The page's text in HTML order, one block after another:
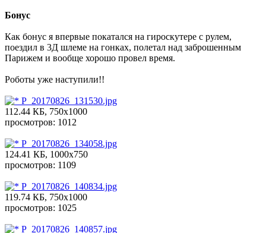
Бонус
Как бонус я впервые покатался на гироскутере с рулем,
поездил в 3Д шлеме на гонках, полетал над заброшенным
Парижем и вообще хорошо провел время.
Роботы уже наступили!!
P_20170826_131530.jpg
112.44 КБ, 750x1000
просмотров: 1012
P_20170826_134058.jpg
124.41 КБ, 1000x750
просмотров: 1109
P_20170826_140834.jpg
119.74 КБ, 750x1000
просмотров: 1025
P_20170826_140857.jpg